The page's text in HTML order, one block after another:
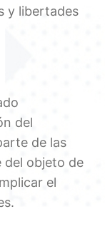
y libertades
del
de las
del objeto de
el